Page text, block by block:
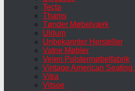
Tecta
Thams
Tønder Møbelværk
Uldum
Unbekannter Hersteller
Vatne Møbler
Vejen Polstermøbelfabrik
Vintage American Seating
Vitra
Vitsoe